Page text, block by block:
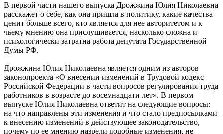
В первой части нашего выпуска Дрожжина Юлия Николаевна
расскажет о себе, как она пришла в политику, какие качества
ценит больше всего, кто является для нее авторитетом и к
чьему мнению она прислушивается, насколько сложна и
психологически затратна работа депутата Государственной
Думы РФ.
Дрожжина Юлия Николаевна является одним из авторов
законопроекта «О внесении изменений в Трудовой кодекс
Российской Федерации в части вопросов регулирования труда
работников в возрасте до восемнадцати лет». В первом
выпуске Юлия Николаевна ответит на следующие вопросы:
на что направлены эти изменения и что стало предпосылками
к внесению изменений в действующее законодательство,
почему по ее мнению назрели подобные изменения, не